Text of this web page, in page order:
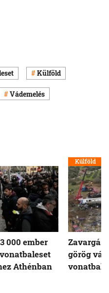
Külföld
Vádemelés
000 ember
Athénban
Külföld
görög